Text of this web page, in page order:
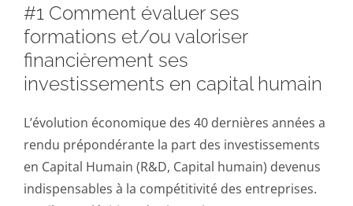
#1 Comment évaluer ses
formations et/ou valoriser
financièrement ses
investissements en capital humain
L’évolution économique des 40 dernières années a
rendu prépondérante la part des investissements
en Capital Humain (R&D, Capital humain) devenus
indispensables à la compétitivité des entreprises.